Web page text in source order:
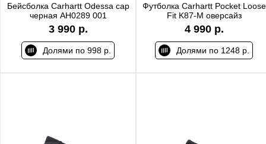
Бейсболка Carhartt Odessa cap
черная AH0289 001
3 990 р.
Долями по 998 р.
Футболка Carhartt Pocket Loose
Fit K87-M оверсайз
4 990 р.
Долями по 1248 р.